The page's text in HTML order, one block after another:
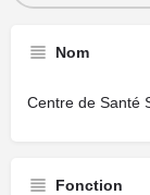
Nom
Centre de Santé
Fonction